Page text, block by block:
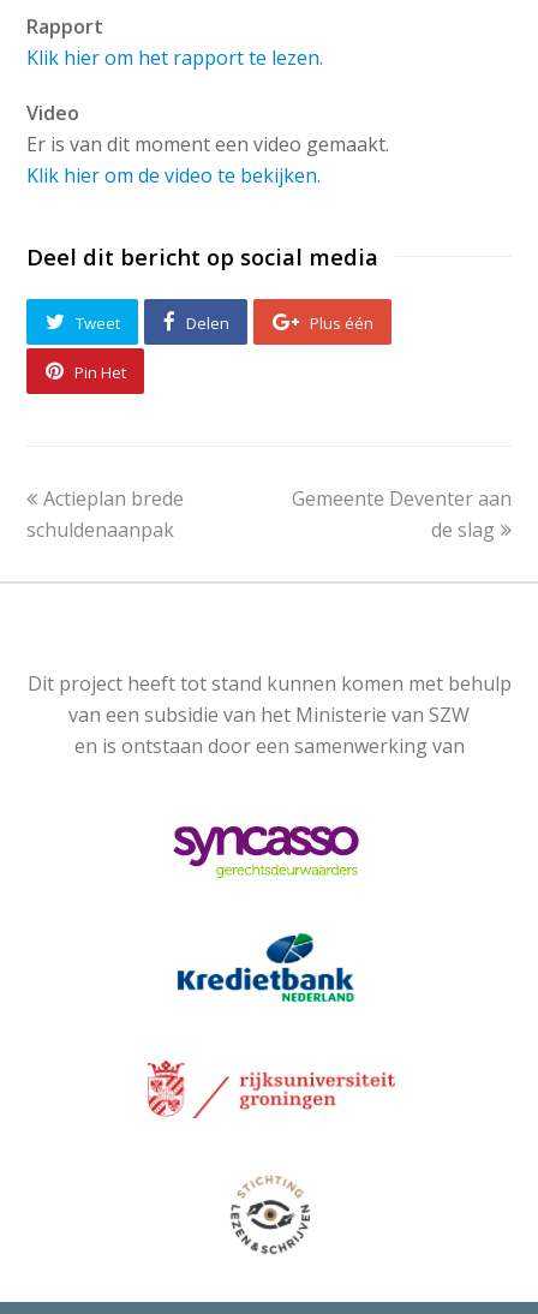
Rapport
Klik hier om het rapport te lezen.
Video
Er is van dit moment een video gemaakt.
Klik hier om de video te bekijken.
Deel dit bericht op social media
Tweet Delen Plus één
Pin Het
Actieplan brede
schuldenaanpak
Gemeente Deventer aan
de slag
Dit project heeft tot stand kunnen komen met behulp
van een subsidie van het Ministerie van SZW
en is ontstaan door een samenwerking van